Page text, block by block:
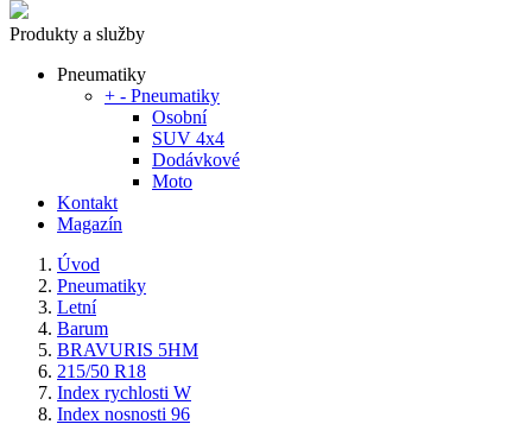
Produkty a služby
Pneumatiky
+ - Pneumatiky
Osobní
SUV 4x4
Dodávkové
Moto
Kontakt
Magazín
Úvod
Pneumatiky
Letní
Barum
BRAVURIS 5HM
215/50 R18
Index rychlosti W
Index nosnosti 96